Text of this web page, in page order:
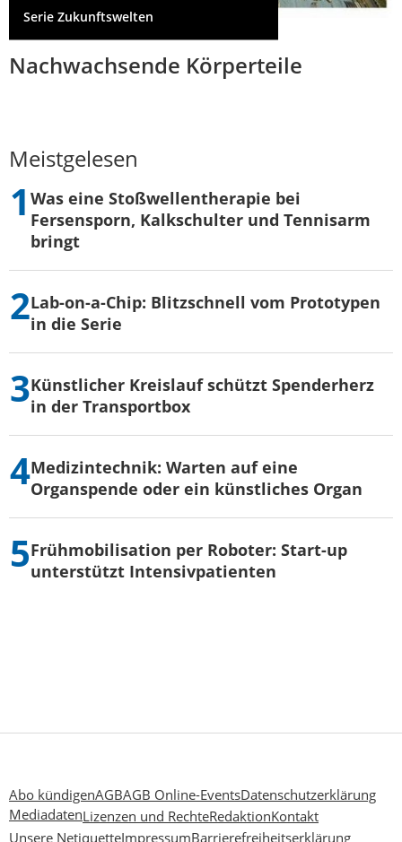
Serie Zukunftswelten
Nachwachsende Körperteile
Meistgelesen
Was eine Stoßwellentherapie bei
Fersensporn, Kalkschulter und Tennisarm
bringt
Lab-on-a-Chip: Blitzschnell vom Prototypen
in die Serie
Künstlicher Kreislauf schützt Spenderherz
in der Transportbox
Medizintechnik: Warten auf eine
Organspende oder ein künstliches Organ
Frühmobilisation per Roboter: Start-up
unterstützt Intensivpatienten
Abo kündigenAGBAGB Online-EventsDatenschutzerklärung
MediadatenLizenzen und RechteRedaktionKontakt
Unsere NetiquetteImpressumBarrierefreiheitserklärung